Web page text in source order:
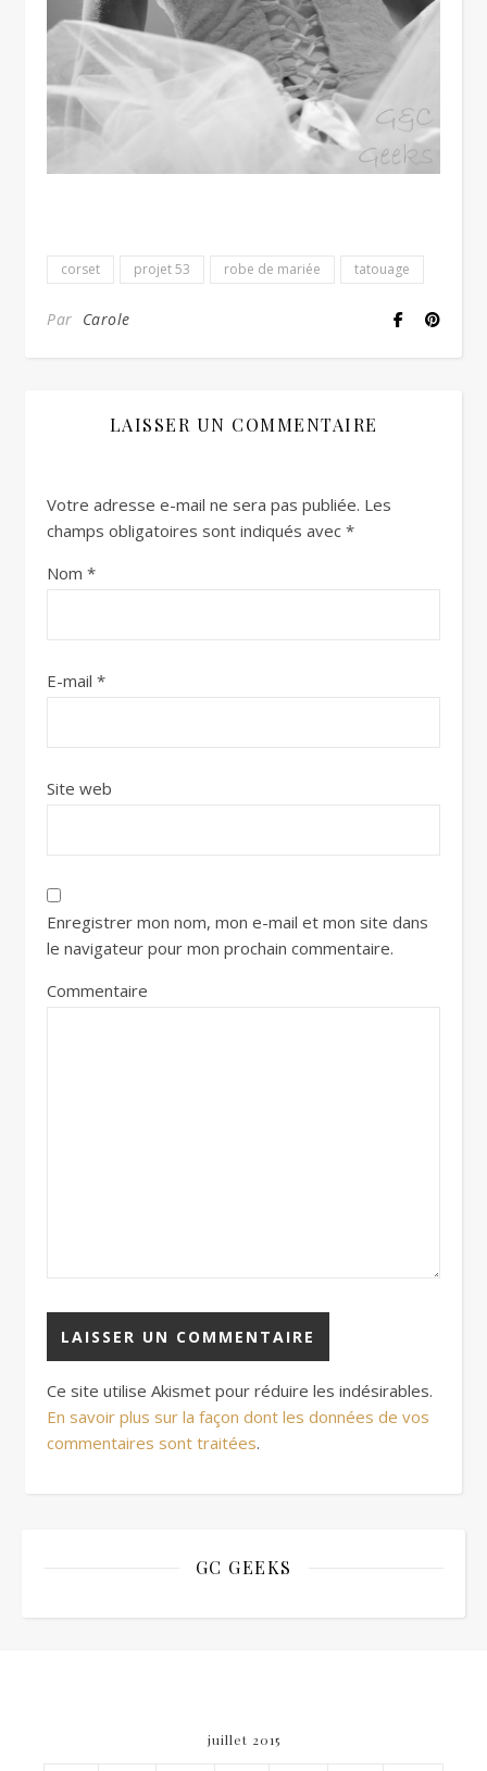
corset projet 53 robe de mariée tatouage
Par Carole
LAISSER UN COMMENTAIRE
Votre adresse e-mail ne sera pas publiée. Les
champs obligatoires sont indiqués avec *
Nom *
E-mail *
Site web
Enregistrer mon nom, mon e-mail et mon site dans
le navigateur pour mon prochain commentaire.
Commentaire
Ce site utilise Akismet pour réduire les indésirables.
En savoir plus sur la façon dont les données de vos
commentaires sont traitées.
GC GEEKS
juillet 2015